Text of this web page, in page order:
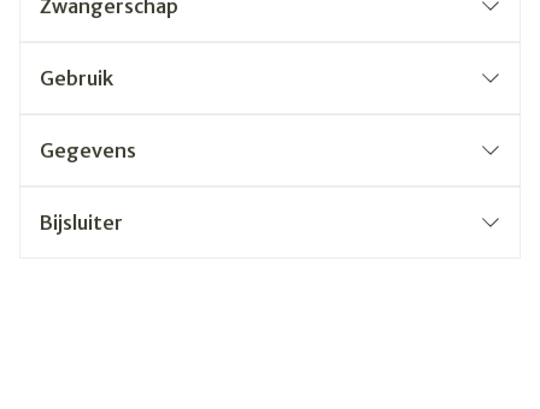
Zwangerschap
Gebruik
Gegevens
Bijsluiter